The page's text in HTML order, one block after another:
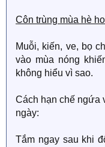
Côn trùng mùa hè
Muỗi, kiến, ve, bọ
vào mùa nóng
không hiểu vì sao.
Cách hạn chế ngứa
ngày:
Tắm ngay sau khi